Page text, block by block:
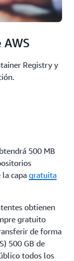
Registry y
500 MB
capa gratuita
obtienen
gratuito
de forma
500 GB de
todos los